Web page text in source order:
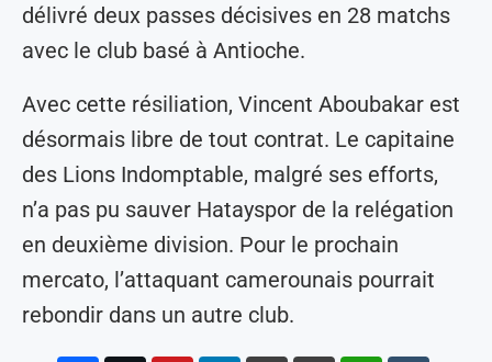
délivré deux passes décisives en 28 matchs
avec le club basé à Antioche.
Avec cette résiliation, Vincent Aboubakar est
désormais libre de tout contrat. Le capitaine
des Lions Indomptable, malgré ses efforts,
n’a pas pu sauver Hatayspor de la relégation
en deuxième division. Pour le prochain
mercato, l’attaquant camerounais pourrait
rebondir dans un autre club.